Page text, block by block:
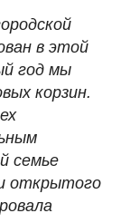
в этой
год мы
корзин.
семье
и открытого